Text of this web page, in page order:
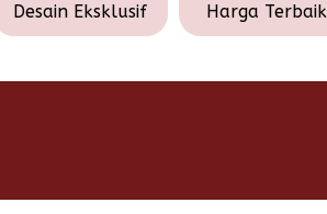
Desain Eksklusif Harga Terbaik